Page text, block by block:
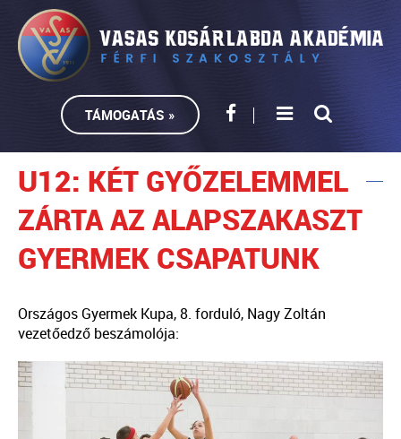
TÁMOGATÁS »
U12: KÉT GYŐZELEMMEL
ZÁRTA AZ ALAPSZAKASZT
GYERMEK CSAPATUNK
Országos Gyermek Kupa, 8. forduló, Nagy Zoltán
vezetőedző beszámolója: